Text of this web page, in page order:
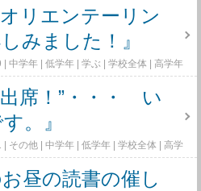
オリエンテーリン
みました！』
中学年 低学年 学ぶ 学校全体
高学年
出席！”・・・ い
。』
その他 中学年 低学年 学校全体
高学
お昼の読書の催し